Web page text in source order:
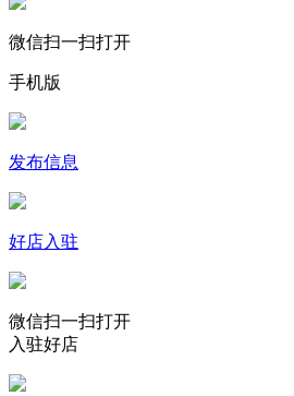
微信扫一扫打开
手机版
发布信息
好店入驻
微信扫一扫打开
入驻好店